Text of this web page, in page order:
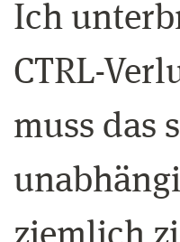
Ich
CTRL-
muss das